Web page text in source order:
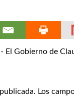
El Gobierno de
Los